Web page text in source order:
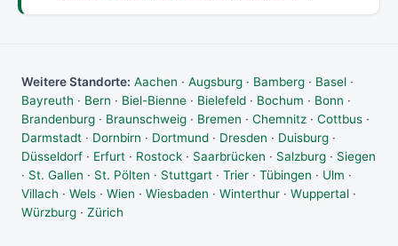
Weitere Standorte: Aachen · Augsburg · Bamberg · Basel ·
Bayreuth · Bern · Biel-Bienne · Bielefeld · Bochum · Bonn ·
Brandenburg · Braunschweig · Bremen · Chemnitz · Cottbus ·
Darmstadt · Dornbirn · Dortmund · Dresden · Duisburg ·
Düsseldorf · Erfurt · Rostock · Saarbrücken · Salzburg · Siegen
· St. Gallen · St. Pölten · Stuttgart · Trier · Tübingen · Ulm ·
Villach · Wels · Wien · Wiesbaden · Winterthur · Wuppertal ·
Würzburg · Zürich